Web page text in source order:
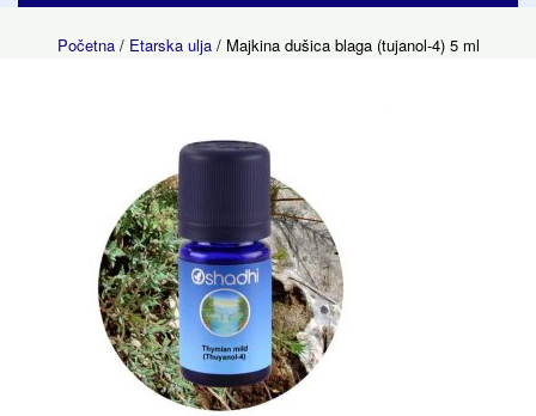
Početna/ Etarska ulja/ Majkina dušica blaga (tujanol-4) 5 ml